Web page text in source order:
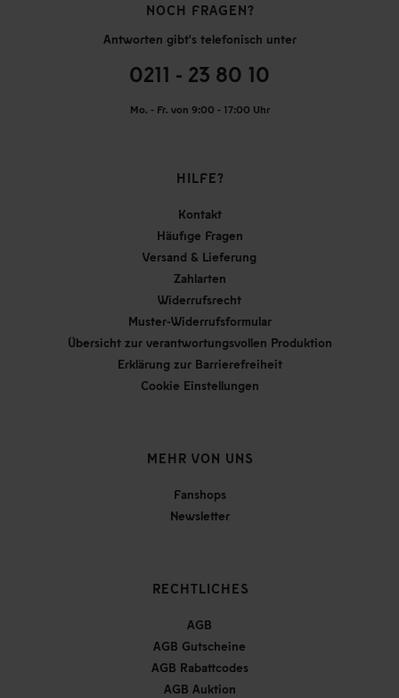
NOCH FRAGEN?
Antworten gibt's telefonisch unter
0211 - 23 80 10
Mo. - Fr. von 9:00 - 17:00 Uhr
HILFE?
Kontakt
Häufige Fragen
Versand & Lieferung
Zahlarten
Widerrufsrecht
Muster-Widerrufsformular
Übersicht zur verantwortungsvollen Produktion
Erklärung zur Barrierefreiheit
Cookie Einstellungen
MEHR VON UNS
Fanshops
Newsletter
RECHTLICHES
AGB
AGB Gutscheine
AGB Rabattcodes
AGB Auktion